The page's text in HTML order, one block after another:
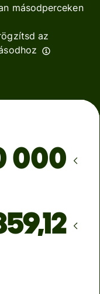
másodperceken
az